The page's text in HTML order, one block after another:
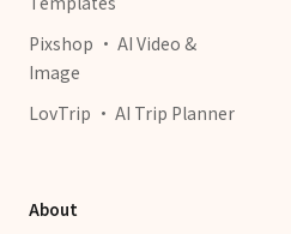
Pixshop · AI Video &
Image
LovTrip · AI Trip Planner
About